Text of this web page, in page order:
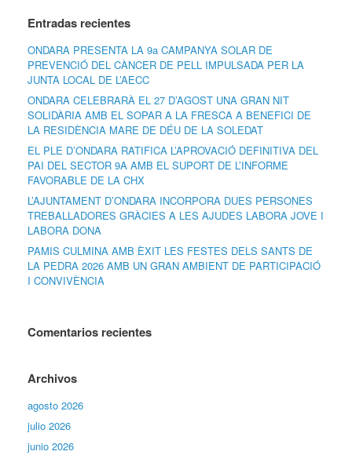
Entradas recientes
ONDARA PRESENTA LA 9a CAMPANYA SOLAR DE
PREVENCIÓ DEL CÀNCER DE PELL IMPULSADA PER LA
JUNTA LOCAL DE L’AECC
ONDARA CELEBRARÀ EL 27 D’AGOST UNA GRAN NIT
SOLIDÀRIA AMB EL SOPAR A LA FRESCA A BENEFICI DE
LA RESIDÈNCIA MARE DE DÉU DE LA SOLEDAT
EL PLE D’ONDARA RATIFICA L’APROVACIÓ DEFINITIVA DEL
PAI DEL SECTOR 9A AMB EL SUPORT DE L’INFORME
FAVORABLE DE LA CHX
L’AJUNTAMENT D’ONDARA INCORPORA DUES PERSONES
TREBALLADORES GRÀCIES A LES AJUDES LABORA JOVE I
LABORA DONA
PAMIS CULMINA AMB ÈXIT LES FESTES DELS SANTS DE
LA PEDRA 2026 AMB UN GRAN AMBIENT DE PARTICIPACIÓ
I CONVIVÈNCIA
Comentarios recientes
Archivos
agosto 2026
julio 2026
junio 2026